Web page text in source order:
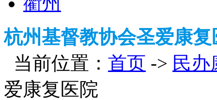
杭州基督教协会圣爱康复
当前位置： 首页 -> 民办
爱康复医院